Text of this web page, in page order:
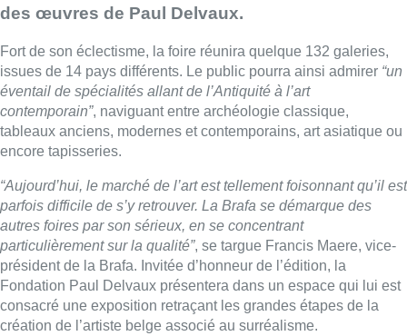
des œuvres de Paul Delvaux.
Fort de son éclectisme, la foire réunira quelque 132 galeries,
issues de 14 pays différents. Le public pourra ainsi admirer “un
éventail de spécialités allant de l’Antiquité à l’art
contemporain”, naviguant entre archéologie classique,
tableaux anciens, modernes et contemporains, art asiatique ou
encore tapisseries.
“Aujourd’hui, le marché de l’art est tellement foisonnant qu’il est
parfois difficile de s’y retrouver. La Brafa se démarque des
autres foires par son sérieux, en se concentrant
particulièrement sur la qualité”, se targue Francis Maere, vice-
président de la Brafa. Invitée d’honneur de l’édition, la
Fondation Paul Delvaux présentera dans un espace qui lui est
consacré une exposition retraçant les grandes étapes de la
création de l’artiste belge associé au surréalisme.